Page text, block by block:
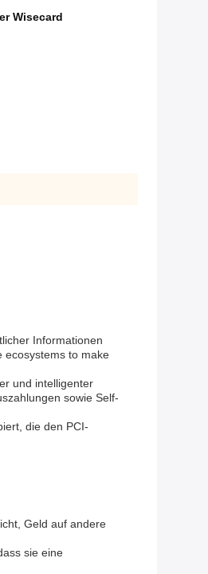
Wisecard
Informationen
ecosystems to make
und intelligenter
sowie Self-
die den PCI-
Geld auf andere
sie eine